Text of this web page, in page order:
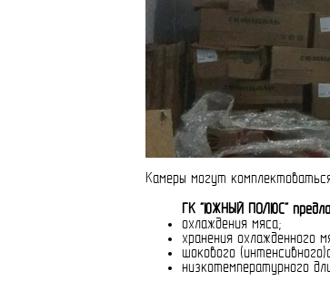
Камеры могут
ГК "ЮЖНЫЙ ПОЛЮС"
охлаждения мяса;
хранения охлажденного
шокового
низкотемпературного